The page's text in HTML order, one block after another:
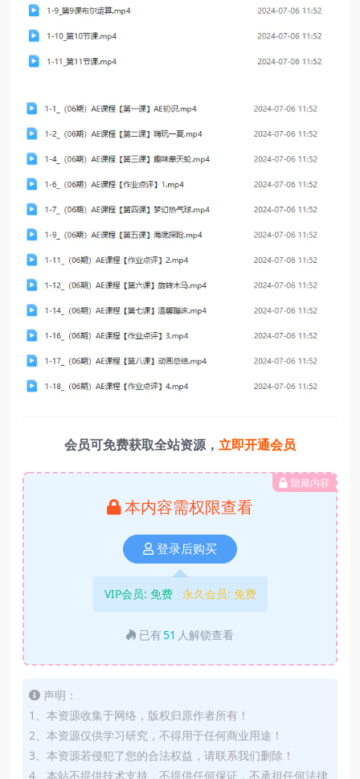
会员可免费获取全站资源， 立即开通会员
隐藏内容
本内容需权限查看
登录后购买
VIP会员: 免费 永久会员: 免费
已有 51 人解锁查看
声明：
1、本资源收集于网络，版权归原作者所有！
2、本资源仅供学习研究，不得用于任何商业用途！
3、本资源若侵犯了您的合法权益，请联系我们删除！
4、本站不提供技术支持，不提供任何保证，不承担任何法律